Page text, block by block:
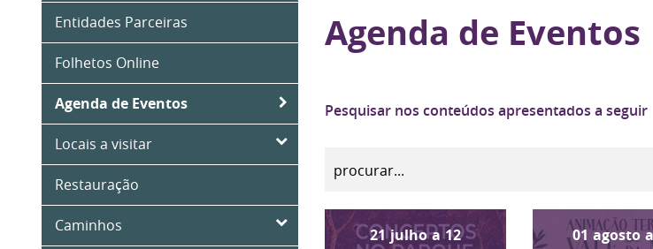
Entidades Parceiras
Folhetos Online
Agenda de Eventos
Locais a visitar
Restauração
Caminhos
Agenda de Eventos
Pesquisar nos conteúdos apresentados a seguir
21 julho a 12
01 agosto a